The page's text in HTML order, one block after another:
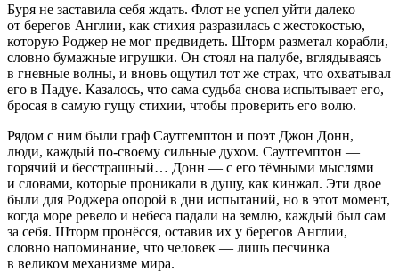
Буря не заставила себя ждать. Флот не успел уйти далеко
от берегов Англии, как стихия разразилась с жестокостью,
которую Роджер не мог предвидеть. Шторм разметал корабли,
словно бумажные игрушки. Он стоял на палубе, вглядываясь
в гневные волны, и вновь ощутил тот же страх, что охватывал
его в Падуе. Казалось, что сама судьба снова испытывает его,
бросая в самую гущу стихии, чтобы проверить его волю.
Рядом с ним были граф Саутгемптон и поэт Джон Донн,
люди, каждый по-своему сильные духом. Саутгемптон —
горячий и бесстрашный… Донн — с его тёмными мыслями
и словами, которые проникали в душу, как кинжал. Эти двое
были для Роджера опорой в дни испытаний, но в этот момент,
когда море ревело и небеса падали на землю, каждый был сам
за себя. Шторм пронёсся, оставив их у берегов Англии,
словно напоминание, что человек — лишь песчинка
в великом механизме мира.